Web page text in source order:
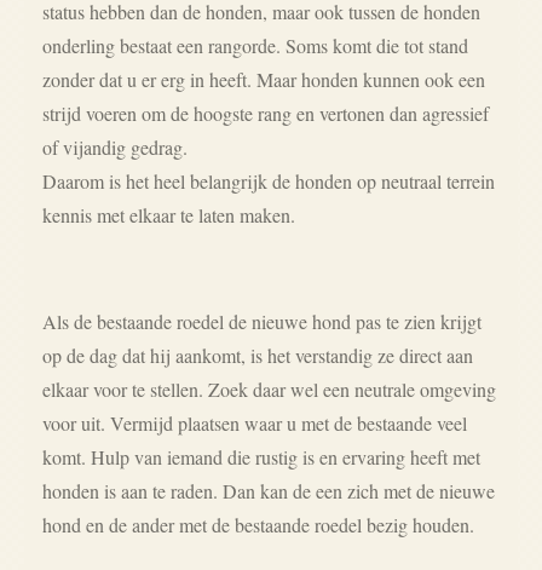
status hebben dan de honden, maar ook tussen de honden
onderling bestaat een rangorde. Soms komt die tot stand
zonder dat u er erg in heeft. Maar honden kunnen ook een
strijd voeren om de hoogste rang en vertonen dan agressief
of vijandig gedrag.
Daarom is het heel belangrijk de honden op neutraal terrein
kennis met elkaar te laten maken.
Als de bestaande roedel de nieuwe hond pas te zien krijgt
op de dag dat hij aankomt, is het verstandig ze direct aan
elkaar voor te stellen. Zoek daar wel een neutrale omgeving
voor uit. Vermijd plaatsen waar u met de bestaande veel
komt. Hulp van iemand die rustig is en ervaring heeft met
honden is aan te raden. Dan kan de een zich met de nieuwe
hond en de ander met de bestaande roedel bezig houden.